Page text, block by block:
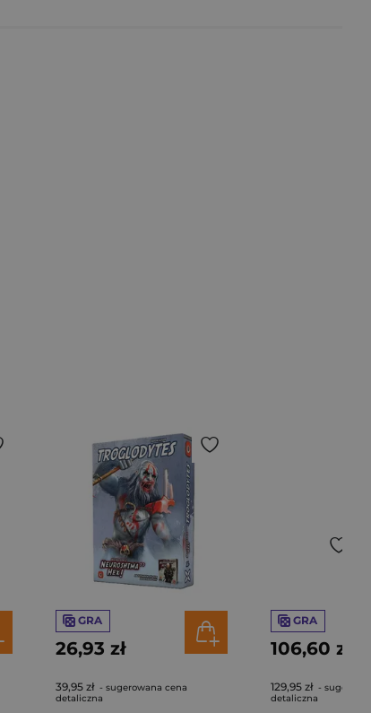
GRA
26,93 zł
39,95 zł - sugerowana cena
detaliczna
GRA
106,60 zł
129,95 zł -
detaliczna